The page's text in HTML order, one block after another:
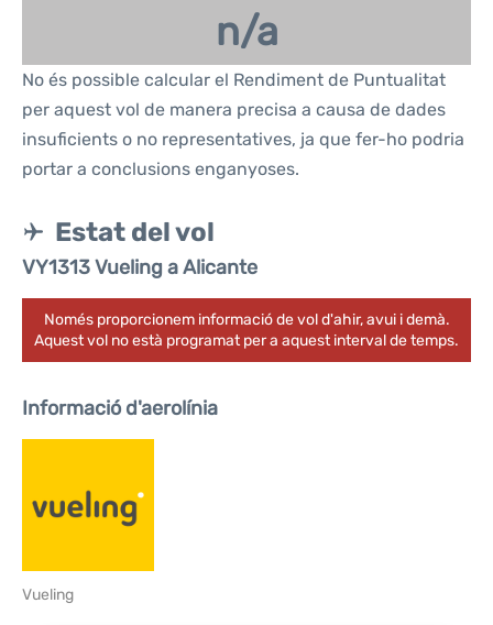
n/a
No és possible calcular el Rendiment de Puntualitat
per aquest vol de manera precisa a causa de dades
insuficients o no representatives, ja que fer-ho podria
portar a conclusions enganyoses.
Estat del vol
VY1313 Vueling a Alicante
Només proporcionem informació de vol d'ahir, avui i demà.
Aquest vol no està programat per a aquest interval de temps.
Informació d'aerolínia
Vueling